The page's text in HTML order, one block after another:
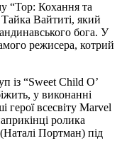
“Тор: Кохання та
Тайка Вайтиті, який
бога. У
режисера, котрий
із “Sweet Child O’
у виконанні
герої всесвіту Marvel
ролика
Портман) під